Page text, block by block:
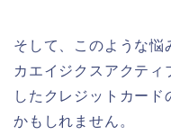
そして、このような悩
カエイジクスアクティ
したクレジットカー
かもしれません。